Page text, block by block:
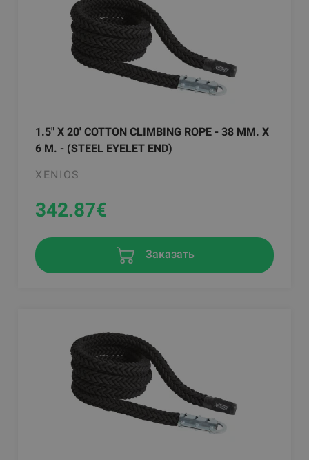
1.5" X 20' COTTON CLIMBING ROPE - 38 MM. X
6 M. - (STEEL EYELET END)
XENIOS
342.87€
Заказать